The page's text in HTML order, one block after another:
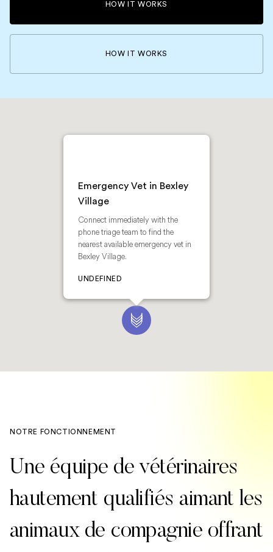
HOW IT WORKS
HOW IT WORKS
Emergency Vet in Bexley
Village
Connect immediately with the
phone triage team to find the
nearest available emergency vet in
Bexley Village.
UNDEFINED
NOTRE FONCTIONNEMENT
Une équipe de vétérinaires
hautement qualifiés aimant les
animaux de compagnie offrant